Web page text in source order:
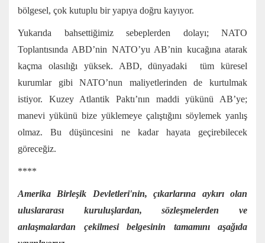
bölgesel, çok kutuplu bir yapıya doğru kayıyor.
Yukarıda bahsettiğimiz sebeplerden dolayı; NATO
Toplantısında ABD’nin NATO’yu AB’nin kucağına atarak
kaçma olasılığı yüksek. ABD, dünyadaki tüm küresel
kurumlar gibi NATO’nun maliyetlerinden de kurtulmak
istiyor. Kuzey Atlantik Paktı’nın maddi yükünü AB’ye;
manevi yükünü bize yüklemeye çalıştığını söylemek yanlış
olmaz. Bu düşüncesini ne kadar hayata geçirebilecek
göreceğiz.
****
Amerika Birleşik Devletleri'nin, çıkarlarına aykırı olan
uluslararası kuruluşlardan, sözleşmelerden ve
anlaşmalardan çekilmesi belgesinin tamamını aşağıda